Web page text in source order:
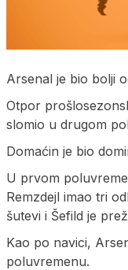
Arsenal je bio bolji
Otpor
slomio u drugom
Domaćin je bio
U prvom
Remzdejl imao tri
šutevi i Šefild je
Kao po navici,
poluvremenu.